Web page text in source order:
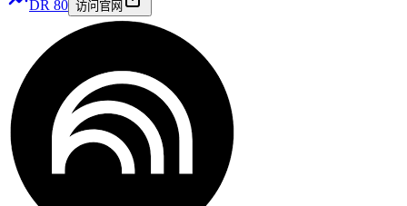
DR 80 访问官网